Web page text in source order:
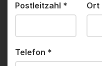
Postleitzahl * Ort
Telefon *